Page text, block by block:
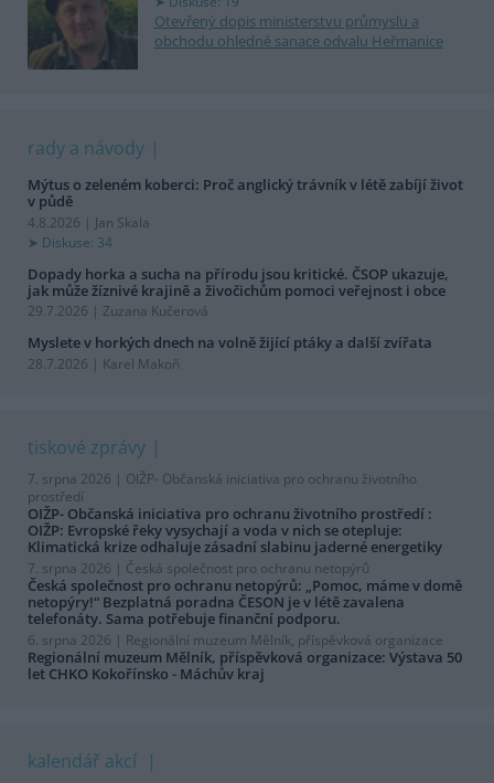
Otevřený dopis ministerstvu průmyslu a
obchodu ohledně sanace odvalu Heřmanice
rady a návody
Mýtus o zeleném koberci: Proč anglický trávník v létě zabíjí život
v půdě
4.8.2026 | Jan Skala
Diskuse: 34
Dopady horka a sucha na přírodu jsou kritické. ČSOP ukazuje,
jak může žíznivé krajině a živočichům pomoci veřejnost i obce
29.7.2026 | Zuzana Kučerová
Myslete v horkých dnech na volně žijící ptáky a další zvířata
28.7.2026 | Karel Makoň
tiskové zprávy
7. srpna 2026 | OIŽP- Občanská iniciativa pro ochranu životního
prostředí
OIŽP- Občanská iniciativa pro ochranu životního prostředí :
OIŽP: Evropské řeky vysychají a voda v nich se otepluje:
Klimatická krize odhaluje zásadní slabinu jaderné energetiky
7. srpna 2026 | Česká společnost pro ochranu netopýrů
Česká společnost pro ochranu netopýrů: „Pomoc, máme v domě
netopýry!“ Bezplatná poradna ČESON je v létě zavalena
telefonáty. Sama potřebuje finanční podporu.
6. srpna 2026 | Regionální muzeum Mělník, příspěvková organizace
Regionální muzeum Mělník, příspěvková organizace: Výstava 50
let CHKO Kokořínsko - Máchův kraj
kalendář akcí